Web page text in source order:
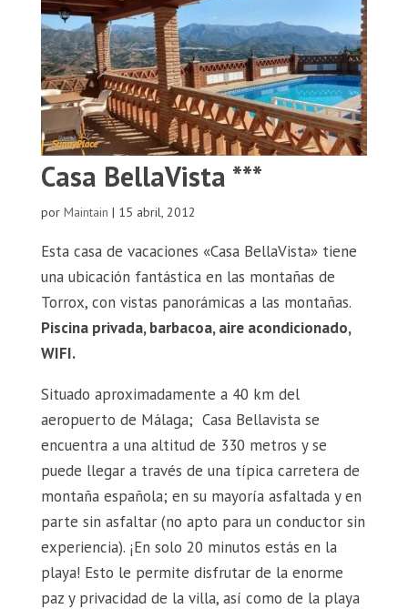
Casa BellaVista ***
por Maintain | 15 abril, 2012
Esta casa de vacaciones «Casa BellaVista» tiene
una ubicación fantástica en las montañas de
Torrox, con vistas panorámicas a las montañas.
Piscina privada, barbacoa, aire acondicionado,
WIFI.
Situado aproximadamente a 40 km del
aeropuerto de Málaga; Casa Bellavista se
encuentra a una altitud de 330 metros y se
puede llegar a través de una típica carretera de
montaña española; en su mayoría asfaltada y en
parte sin asfaltar (no apto para un conductor sin
experiencia). ¡En solo 20 minutos estás en la
playa! Esto le permite disfrutar de la enorme
paz y privacidad de la villa, así como de la playa